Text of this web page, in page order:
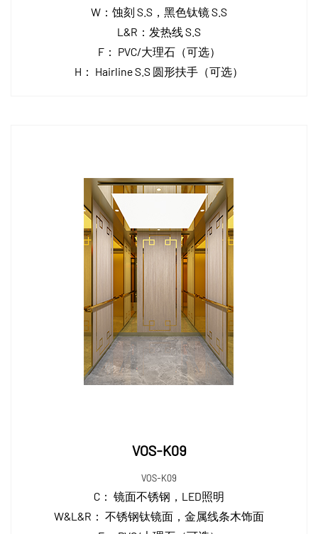
W：蚀刻 S.S，黑色钛镜 S.S
L&R：发热线 S.S
F： PVC/大理石（可选）
H： Hairline S.S 圆形扶手（可选）
VOS-K09
VOS-K09
C： 镜面不锈钢，LED照明
W&L&R： 不锈钢钛镜面，金属线条木饰面